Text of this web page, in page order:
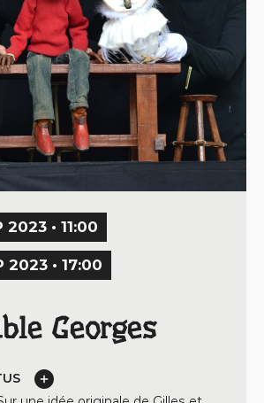
2023 • 11:00
2023 • 17:00
Georges